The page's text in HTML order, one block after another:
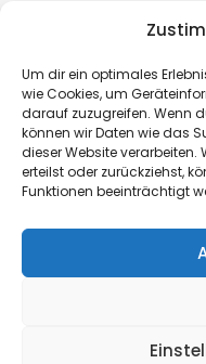
Um dir ein optimales
wie Cookies, um
darauf zuzugreifen. Wenn
können wir Daten wie das
dieser Website
erteilst oder zurückziehst,
Funktionen beeinträchtigt